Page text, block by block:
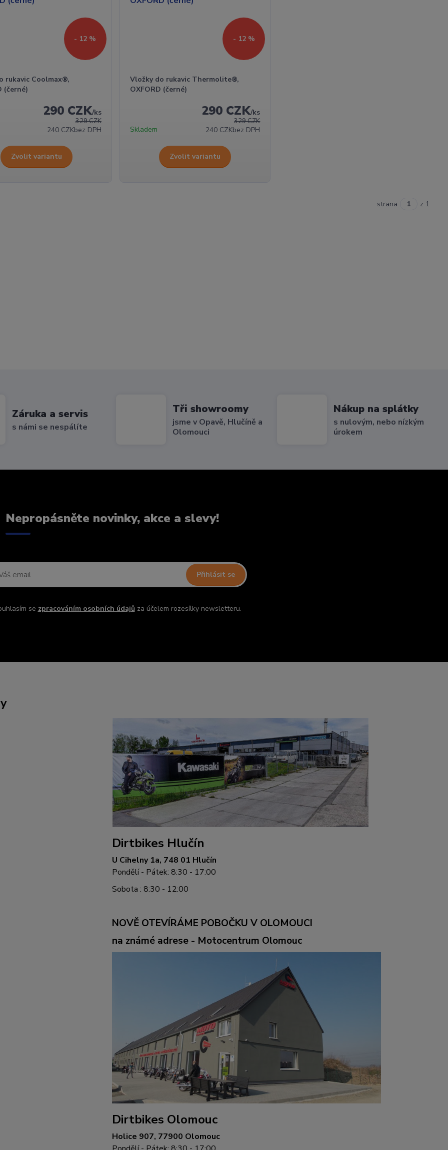
- 12 %
rukavic Coolmax®,
(černé)
329 CZK
290 CZK/ks
240 CZKbez DPH
Zvolit variantu
- 12 %
Vložky do rukavic Thermolite®,
OXFORD (černé)
329 CZK
290 CZK/ks
240 CZKbez DPH
Skladem
Zvolit variantu
strana z 1
Záruka a servis
s námi se nespálíte
Tři showroomy
jsme v Opavě, Hlučíně a
Olomouci
Nákup na splátky
s nulovým, nebo nízkým
úrokem
Nepropásněte novinky, akce a slevy!
Přihlásit se
se zpracováním osobních údajůza účelem rozesílky newsletteru.
Dirtbikes Hlučín
U Cihelny 1a, 748 01 Hlučín
Pondělí - Pátek: 8:30 - 17:00
Sobota : 8:30 - 12:00
NOVĚ OTEVÍRÁME POBOČKU V OLOMOUCI
na známé adrese - Motocentrum Olomouc
Dirtbikes Olomouc
Holice 907, 77900 Olomouc